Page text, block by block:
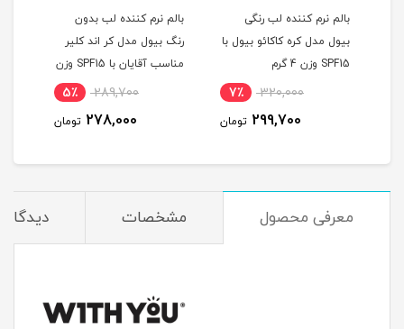
بالم نرم کننده لب رنگی
بیول مدل کره کاکائو بیول با
SPF15 وزن 4 گرم
320,000 7٪
299,700 تومان
بالم نرم کننده لب بدون
رنگ بیول مدل کر اند کلیر
مناسب آقایان با SPF15 وزن
289,700 5٪
278,000 تومان
معرفی محصول مشخصات